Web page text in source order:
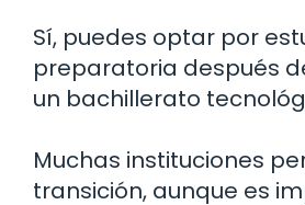
Sí, puedes optar por
preparatoria después
un bachillerato
Muchas instituciones
transición, aunque es